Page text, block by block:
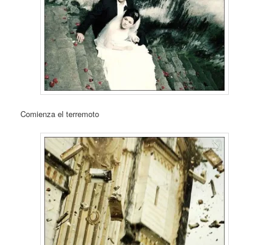
Comienza el terremoto